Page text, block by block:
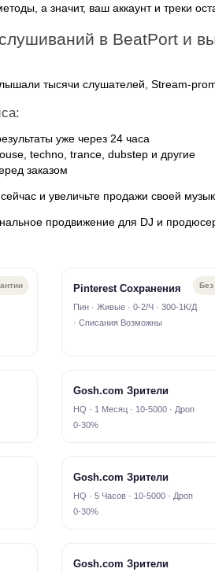
а значит, ваш аккаунт и треки
в BeatPort и
тысячи слушателей, Stream-
уже через 24 часа
techno, trance, dubstep и другие
заказом
и увеличьте продажи своей
продвижение для DJ и
Без
Pinterest Сохранения
Пин · Живые · 0-2/Ч · 300-1K/Д
· Списания Возможны
Gosh.com Зрители
HQ · 1 Месяц · 10-5000 · Дроп
0-30%
Gosh.com Зрители
HQ · 5 Часов · 10-5000 · Дроп
0-30%
Gosh.com Зрители